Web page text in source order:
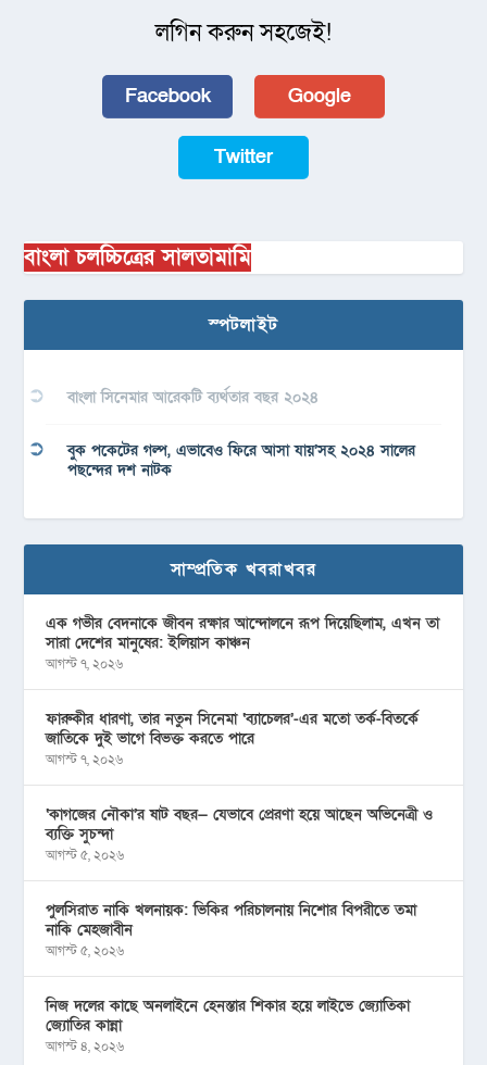
লগিন করুন সহজেই!
Facebook Google
Twitter
বাংলা চলচ্চিত্রের সালতামামি
স্পটলাইট
বাংলা সিনেমার আরেকটি ব্যর্থতার বছর ২০২৪
বুক পকেটের গল্প, এভাবেও ফিরে আসা যায়’সহ ২০২৪ সালের
পছন্দের দশ নাটক
সাম্প্রতিক খবরাখবর
এক গভীর বেদনাকে জীবন রক্ষার আন্দোলনে রূপ দিয়েছিলাম, এখন তা
সারা দেশের মানুষের: ইলিয়াস কাঞ্চন
আগস্ট ৭, ২০২৬
ফারুকীর ধারণা, তার নতুন সিনেমা ‘ব্যাচেলর’-এর মতো তর্ক-বিতর্কে
জাতিকে দুই ভাগে বিভক্ত করতে পারে
আগস্ট ৭, ২০২৬
‘কাগজের নৌকা’র ষাট বছর— যেভাবে প্রেরণা হয়ে আছেন অভিনেত্রী ও
ব্যক্তি সুচন্দা
আগস্ট ৫, ২০২৬
পুলসিরাত নাকি খলনায়ক: ভিকির পরিচালনায় নিশোর বিপরীতে তমা
নাকি মেহজাবীন
আগস্ট ৫, ২০২৬
নিজ দলের কাছে অনলাইনে হেনস্তার শিকার হয়ে লাইভে জ্যোতিকা
জ্যোতির কান্না
আগস্ট ৪, ২০২৬